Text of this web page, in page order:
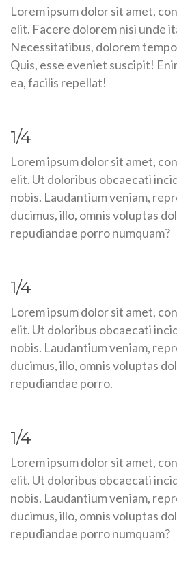
Lorem ipsum dolor sit amet,
elit. Facere dolorem nisi unde
Necessitatibus, dolorem
Quis, esse eveniet suscipit!
ea, facilis repellat!
1/4
Lorem ipsum dolor sit amet,
elit. Ut doloribus obcaecati
nobis. Laudantium veniam,
ducimus, illo, omnis voluptas
repudiandae porro numquam?
1/4
Lorem ipsum dolor sit amet,
elit. Ut doloribus obcaecati
nobis. Laudantium veniam,
ducimus, illo, omnis voluptas
repudiandae porro.
1/4
Lorem ipsum dolor sit amet,
elit. Ut doloribus obcaecati
nobis. Laudantium veniam,
ducimus, illo, omnis voluptas
repudiandae porro numquam?